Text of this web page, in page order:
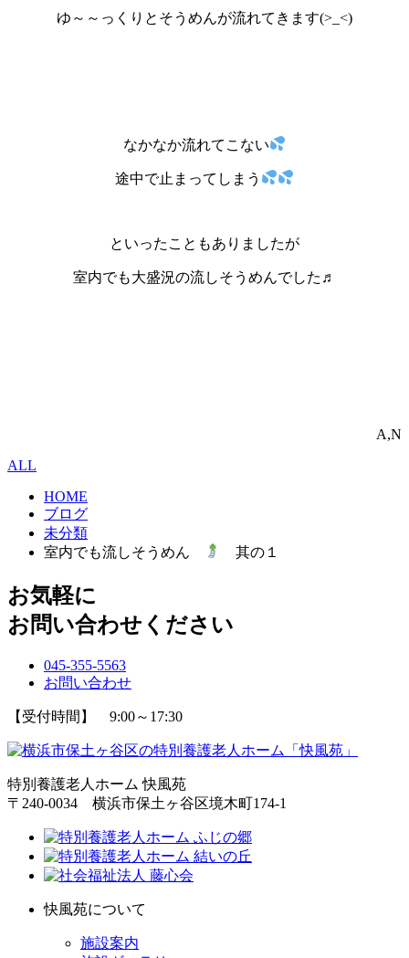
ゆ～～っくりとそうめんが流れてきます(>_<)
なかなか流れてこない
途中で止まってしまう
といったこともありましたが
室内でも大盛況の流しそうめんでした♬
A,N
ALL
HOME
ブログ
未分類
室内でも流しそうめん
其の１
お気軽に
お問い合わせください
045-355-5563
お問い合わせ
【受付時間】 9:00～17:30
特別養護老人ホーム 快風苑
〒240-0034 横浜市保土ヶ谷区境木町174-1
快風苑について
施設案内